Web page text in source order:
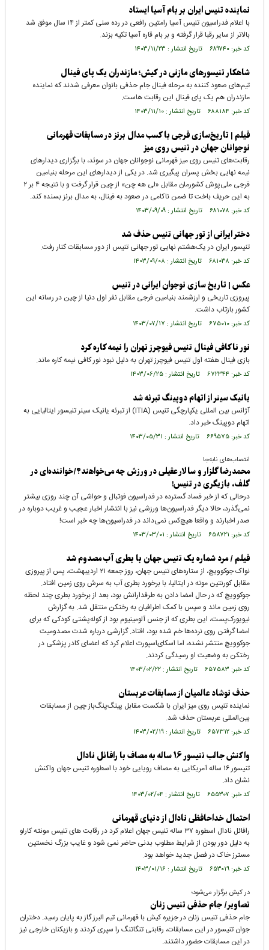
نماینده تنیس ایران بر بام آسیا ایستاد
با اعلام فدراسیون تنیس آسیا رامتین رافعی در رده سنی کمتر از ۱۴ سال موفق شد
بالاتر از سایر رقبا قرار گرفته و بر بام قاره آسیا تکیه بزند.
کد خبر: ۶۸۹۷۴۰ تاریخ انتشار : ۱۴۰۳/۱۱/۲۳
شاهکار تنیسورهای مازنی در کیش؛ مازندران یک پای فینال
تیم‌های صعود کننده به مرحله فینال جام حذفی بانوان معرفی شدند که نماینده
مازندران هم یک پای فینال این رقابت هاست.
کد خبر: ۶۸۸۱۸۴ تاریخ انتشار : ۱۴۰۳/۱۱/۱۰
فیلم | تاریخ‌سازی فرجی با کسب مدال برنز در مسابقات قهرمانی
نوجوانان جهان در تنیس روی میز
رقابت‌های تنیس روی میز قهرمانی نوجوانان جهان در سوئد، با برگزاری دیدارهای
نیمه نهایی بخش پسران پیگیری شد. در یکی از دیدارهای این مرحله بنیامین
فرجی ملی‌پوش کشورمان مقابل «لی هه چن» از چین قرار گرفت و با نتیجه ۴ بر ۲
به این حریف باخت تا ضمن ناکامی در صعود به فینال، به مدال برنز بسنده کند.
کد خبر: ۶۸۱۰۷۸ تاریخ انتشار : ۱۴۰۳/۰۹/۰۹
دختر ایرانی از تور جهانی تنیس حذف شد
تنیسور ایران در یک‌هشتم نهایی تور جهانی تنیس از دور مسابقات کنار رفت.
کد خبر: ۶۸۱۰۳۸ تاریخ انتشار : ۱۴۰۳/۰۹/۰۸
عکس | تاریخ سازی نوجوان ایرانی در تنیس
پیروزی تاریخی و ارزشمند بنیامین فرجی مقابل نفر اول دنیا از چین در رسانه این
کشور بازتاب داشت.
کد خبر: ۶۷۵۰۱۰ تاریخ انتشار : ۱۴۰۳/۰۷/۱۷
نور ناکافی فینال تنیس فیوچرز تهران را نیمه کاره کرد
بازی فینال هفته اول تنیس فیوچرز تهران به دلیل نبود نور کافی نیمه کاره ماند.
کد خبر: ۶۷۲۳۴۴ تاریخ انتشار : ۱۴۰۳/۰۶/۲۵
یانیک سینر از اتهام دوپینگ تبرئه شد
آژانس بین المللی یکپارچگی تنیس (ITIA) از تبرئه یانیک سینر تنیسور ایتالیایی به
اتهام دوپینگ خبر داد.
کد خبر: ۶۶۹۵۷۵ تاریخ انتشار : ۱۴۰۳/۰۵/۳۱
انتصاب‌های نابه‌جا
محمدرضا گلزار و سالار عقیلی در ورزش چه می‌خواهند؟/خواننده‌ای در
گلف، بازیگری در تنیس!
درحالی که از خبر فساد گسترده در فدراسیون فوتبال و حواشی آن چند روزی بیشتر
نمی‌گذرد، حالا دیگر فدراسیون‌ها ورزشی نیز با انتشار اخبار عجیب و غریب دوباره در
صدر اخبارند و واقعا هیچ‌کس نمی‌داند در فدراسیون‌ها چه خبر است!
کد خبر: ۶۵۸۷۲۱ تاریخ انتشار : ۱۴۰۳/۰۳/۰۱
فیلم / مرد شماره یک تنیس جهان با بطری آب مصدوم شد
نواک جوکوویچ، از ستاره‌های تنیس جهان، روز جمعه ۲۱ اردیبهشت، پس از پیروزی
مقابل کورنتین موته در ایتالیا، با برخورد بطری آب به سرش روی زمین افتاد.
جوکوویچ که در حال امضا دادن به طرفدارانش بود، بعد از برخورد بطری چند لحظه
روی زمین ماند و سپس با کمک اطرافیان به رختکن منتقل شد. به گزارش
نیویورک‌پست، این بطری که از جنس آلومینیوم بود از کوله‌پشتی کودکی که برای
امضا گرفتن روی نرده‌ها خم شده بود، افتاد. گزارشی درباره شدت مصدومیت
جوکوویچ منتشر نشده، اما اسکای‌اسپورت اعلام کرد که اعضای کادر پزشکی در
رختکن به وضعیت او رسیدگی کردند.
کد خبر: ۶۵۷۵۸۳ تاریخ انتشار : ۱۴۰۳/۰۲/۲۲
حذف نوشاد عالمیان از مسابقات عربستان
نماینده تنیس روی میز ایران با شکست مقابل پینگ‌پنگ‌باز چین از مسابقات
بین‌المللی عربستان حذف شد.
کد خبر: ۶۵۷۳۱۲ تاریخ انتشار : ۱۴۰۳/۰۲/۱۹
واکنش جالب تنیسور ۱۶ ساله به مصاف با رافائل نادال
تنیسور ۱۶ ساله آمریکایی به مصاف رویایی خود با اسطوره تنیس جهان واکنش
نشان داد.
کد خبر: ۶۵۵۳۰۷ تاریخ انتشار : ۱۴۰۳/۰۲/۰۴
احتمال خداحافظی نادال از دنیای قهرمانی
رافائل نادال اسطوره ۳۷ ساله تنیس جهان اعلام کرد در رقابت های تنیس مونته کارلو
به دلیل دور بودن از شرایط مطلوب بدنی حاضر نمی شود و غایب بزرگ‌ نخستین
مسترز خاک در فصل جدید خواهد بود.
کد خبر: ۶۵۳۰۱۹ تاریخ انتشار : ۱۴۰۳/۰۱/۱۶
در کیش برگزار می‌شود؛
تصاویر/ جام حذفی تنیس زنان
جام حذفی تنیس زنان در جزیره کیش با قهرمانی تیم البرز گاز به پایان رسید. دختران
جوان تنیسور در این مسابقات، رقابتی تنگاتنگ را سپری کردند و بازیکنان خارجی نیز
در این مسابقات حضور داشتند.